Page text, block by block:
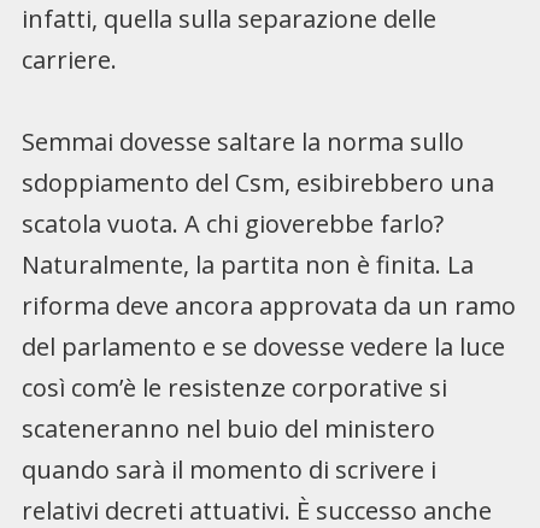
infatti, quella sulla separazione delle
carriere.
Semmai dovesse saltare la norma sullo
sdoppiamento del Csm, esibirebbero una
scatola vuota. A chi gioverebbe farlo?
Naturalmente, la partita non è finita. La
riforma deve ancora approvata da un ramo
del parlamento e se dovesse vedere la luce
così com’è le resistenze corporative si
scateneranno nel buio del ministero
quando sarà il momento di scrivere i
relativi decreti attuativi. È successo anche